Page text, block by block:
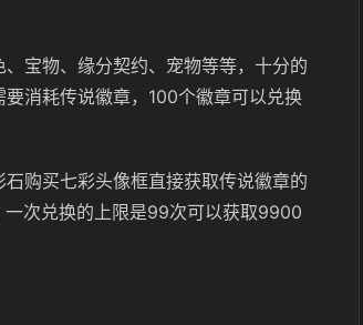
宝物、缘分契约、宠物等等，十分的
消耗传说徽章，100个徽章可以兑换
购买七彩头像框直接获取传说徽章的
次兑换的上限是99次可以获取9900